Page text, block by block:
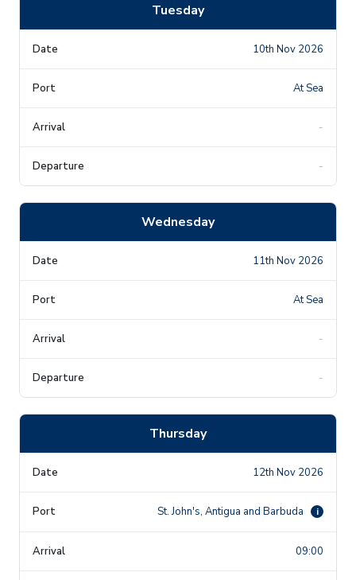
Tuesday
10th Nov 2026
At Sea
-
-
Wednesday
11th Nov 2026
At Sea
-
-
Thursday
12th Nov 2026
St. John's, Antigua and Barbuda i
09:00